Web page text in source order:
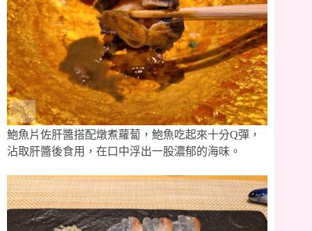
鮑魚片佐肝醬搭配燉煮蘿蔔，鮑魚吃起來十分Q彈，
沾取肝醬後食用，在口中浮出一股濃郁的海味。